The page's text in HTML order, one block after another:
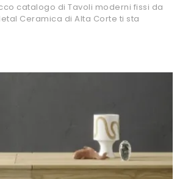
catalogo di Tavoli moderni fissi da
Ceramica di Alta Corte ti sta